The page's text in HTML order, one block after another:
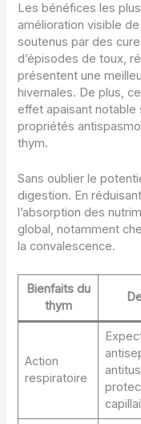
Les bénéfices les
amélioration visible
soutenus par des
d’épisodes de toux,
présentent une
hivernales. De plus,
effet apaisant notable
propriétés
thym.
Sans oublier le
digestion. En
l’absorption des
global, notamment
la convalescence.
Bienfaits du
thym
Action
respiratoire